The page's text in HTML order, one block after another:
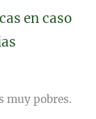
en caso
muy pobres.